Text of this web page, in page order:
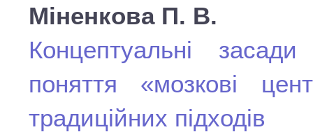
Міненкова П. В.
Концептуальні
поняття «мозкові
традиційних підходів